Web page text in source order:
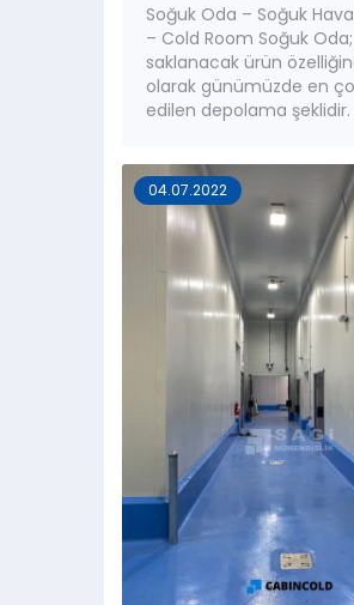
Soğuk Oda – Soğuk
– Cold Room Soğuk Oda;
saklanacak ürün
olarak günümüzde en
edilen depolama şeklidir.
koşullandırılması gerekir.
süreleri; ürün niteliğine
depolama süresine
Uygun bir sıcaklık seviyesi
sağlandığı...
04.07.2022